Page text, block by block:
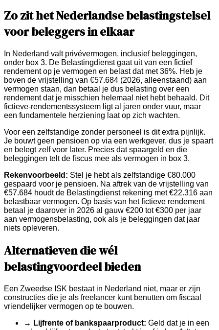
Zo zit het Nederlandse belastingstelsel
voor beleggers in elkaar
In Nederland valt privévermogen, inclusief beleggingen,
onder box 3. De Belastingdienst gaat uit van een fictief
rendement op je vermogen en belast dat met 36%. Heb je
boven de vrijstelling van €57.684 (2026, alleenstaand) aan
vermogen staan, dan betaal je dus belasting over een
rendement dat je misschien helemaal niet hebt behaald. Dit
fictieve-rendementssysteem ligt al jaren onder vuur, maar
een fundamentele herziening laat op zich wachten.
Voor een zelfstandige zonder personeel is dit extra pijnlijk.
Je bouwt geen pensioen op via een werkgever, dus je spaart
en belegt zelf voor later. Precies dat spaargeld en die
beleggingen telt de fiscus mee als vermogen in box 3.
Rekenvoorbeeld: Stel je hebt als zelfstandige €80.000
gespaard voor je pensioen. Na aftrek van de vrijstelling van
€57.684 houdt de Belastingdienst rekening met €22.316 aan
belastbaar vermogen. Op basis van het fictieve rendement
betaal je daarover in 2026 al gauw €200 tot €300 per jaar
aan vermogensbelasting, ook als je beleggingen dat jaar
niets opleveren.
Alternatieven die wél
belastingvoordeel bieden
Een Zweedse ISK bestaat in Nederland niet, maar er zijn
constructies die je als freelancer kunt benutten om fiscaal
vriendelijker vermogen op te bouwen.
→ Lijfrente of bankspaarproduct: Geld dat je in een